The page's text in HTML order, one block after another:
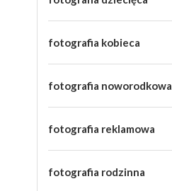
fotografia kobieca
fotografia noworodkowa
fotografia reklamowa
fotografia rodzinna